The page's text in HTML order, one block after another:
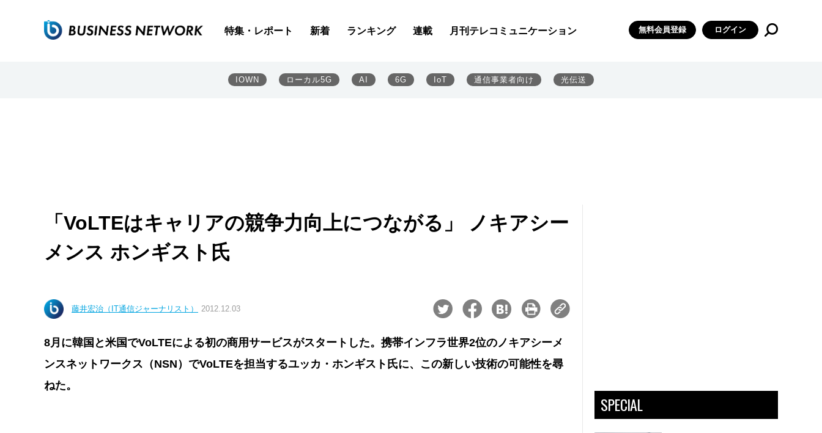
特集・レポート 新着 ランキング 連載 月刊テレコミュニケーション 無料会員登録 ログイン
IOWN ローカル5G AI 6G IoT 通信事業者向け 光伝送
「VoLTEはキャリアの競争力向上につながる」 ノキアシー
メンス ホンギスト氏
藤井宏治（IT通信ジャーナリスト） 2012.12.03
8月に韓国と米国でVoLTEによる初の商用サービスがスタートした。携帯インフラ世界2位のノキアシーメ
ンスネットワークス（NSN）でVoLTEを担当するユッカ・ホンギスト氏に、この新しい技術の可能性を尋
ねた。
SPECIAL